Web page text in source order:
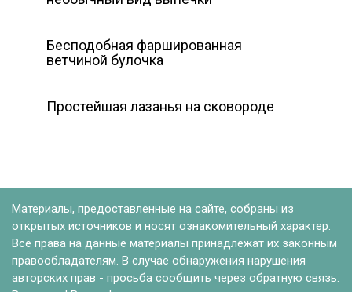
Бесподобная фаршированная
ветчиной булочка
Простейшая лазанья на сковороде
Материалы, предоставленные на сайте, собраны из
открытых источников и носят ознакомительный характер.
Все права на данные материалы принадлежат их законным
правообладателям. В случае обнаружения нарушения
авторских прав - просьба сообщить через обратную связь.